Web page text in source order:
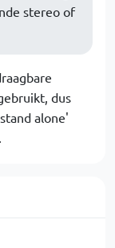
stereo of
dus
alone'